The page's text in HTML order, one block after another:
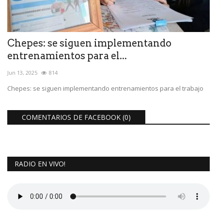
Chepes: se siguen implementando
entrenamientos para el...
Jun 13, 2025 814
Chepes: se siguen implementando entrenamientos para el trabajo
COMENTARIOS DE FACEBOOK (0)
RADIO EN VIVO!